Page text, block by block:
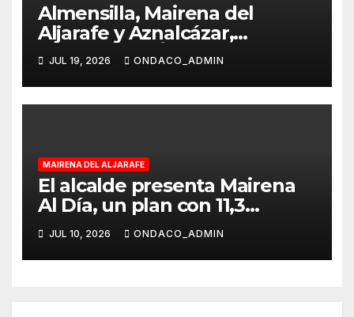
Almensilla, Mairena del
Aljarafe y Aznalcázar,
declaradas «Área en Alerta»
por Virus del Nilo Occidental
JUL 19, 2026 ONDACO_ADMIN
MAIRENA DEL ALJARAFE
El alcalde presenta Mairena
Al Día, un plan con 11,3
millones para modernizar los
servicios esenciales del
municipio
JUL 10, 2026 ONDACO_ADMIN